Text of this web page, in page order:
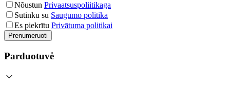
Nõustun Privaatsuspoliitikaga
Sutinku su Saugumo politika
Es piekrītu Privātuma politikai
Prenumeruoti
Parduotuvė